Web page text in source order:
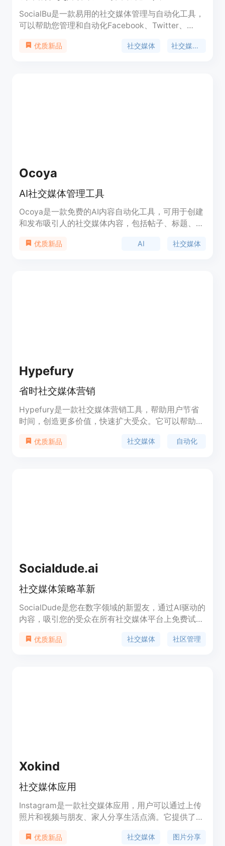
SocialBu是一款易用的社交媒体管理与自动化工具，
可以帮助您管理和自动化Facebook、Twitter、
布、计划、收集、回应、监测、分析、协作等多种功
优质新品 社交媒体 社交媒体管理
Ocoya
AI社交媒体管理工具
Ocoya是一款免费的AI内容自动化工具，可用于创建
和发布吸引人的社交媒体内容，包括帖子、标题、博
Hootsuite的功能，可帮助您快速生成和发布内容。
优质新品 AI 社交媒体
Hypefury
省时社交媒体营销
Hypefury是一款社交媒体营销工具，帮助用户节省
时间，创造更多价值，快速扩大受众。它可以帮助用
受众、增加电子邮件订阅和销售产品等功能。
优质新品 社交媒体 自动化
Socialdude.ai
社交媒体策略革新
SocialDude是您在数字领域的新盟友，通过AI驱动的
内容，吸引您的受众在所有社交媒体平台上免费试
体战略！
优质新品 社交媒体 社区管理
Xokind
社交媒体应用
Instagram是一款社交媒体应用，用户可以通过上传
照片和视频与朋友、家人分享生活点滴。它提供了浏
的界面和流行的图片滤镜而闻名，适用于智能手机和
优质新品 社交媒体 图片分享